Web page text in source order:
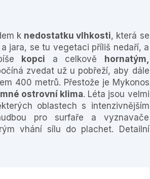
k nedostatku vlhkosti, která se
jara, se tu vegetaci příliš nedaří, a
kopci a celkově
hornatým,
zvedat už u pobřeží, aby dále
400 metrů. Přestože je Mykonos
ostrovní klima. Léta jsou velmi
oblastech s intenzivnějším
pro surfaře a vyznavače
vhání sílu do plachet. Detailní